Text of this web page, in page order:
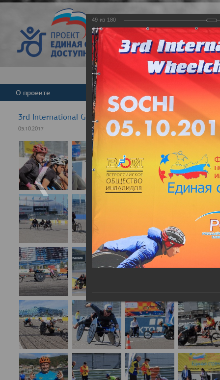
Версия для
О проекте Команда
3rd International GRAND PRIX Rezept-Sport
05.10.2017
49 из 180